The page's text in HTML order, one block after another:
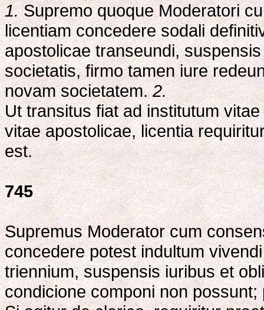
1.Supremo quoque Moderatori
licentiam concedere sodali
apostolicae transeundi,
societatis, firmo tamen iure
novam societatem.2.
Ut transitus fiat ad institutum
vitae apostolicae, licentia
est.
745
Supremus Moderator cum
concedere potest indultum
triennium, suspensis iuribus et
condicione componi non